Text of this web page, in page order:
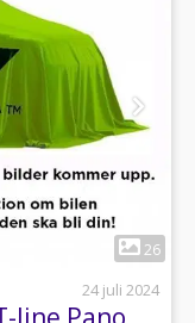
26
24 juli 2024